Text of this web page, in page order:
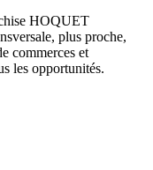
HOQUET
plus proche,
commerces et
les opportunités.